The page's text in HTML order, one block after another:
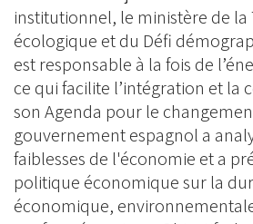
institutionnel, le ministère de la
écologique et du Défi
est responsable à la fois de
ce qui facilite l’intégration et la
son Agenda pour le
gouvernement espagnol a
faiblesses de l'économie et a
politique économique sur la
économique,